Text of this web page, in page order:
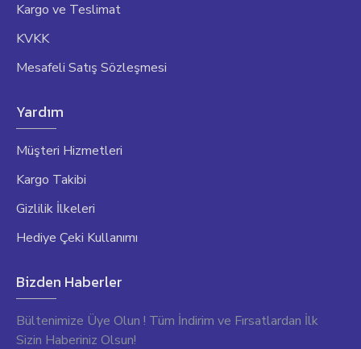
Kargo ve Teslimat
KVKK
Mesafeli Satış Sözleşmesi
Yardım
Müşteri Hizmetleri
Kargo Takibi
Gizlilik İlkeleri
Hediye Çeki Kullanımı
Bizden Haberler
Bültenimize Üye Olun ! Tüm İndirim ve Fırsatlardan İlk
Sizin Haberiniz Olsun!